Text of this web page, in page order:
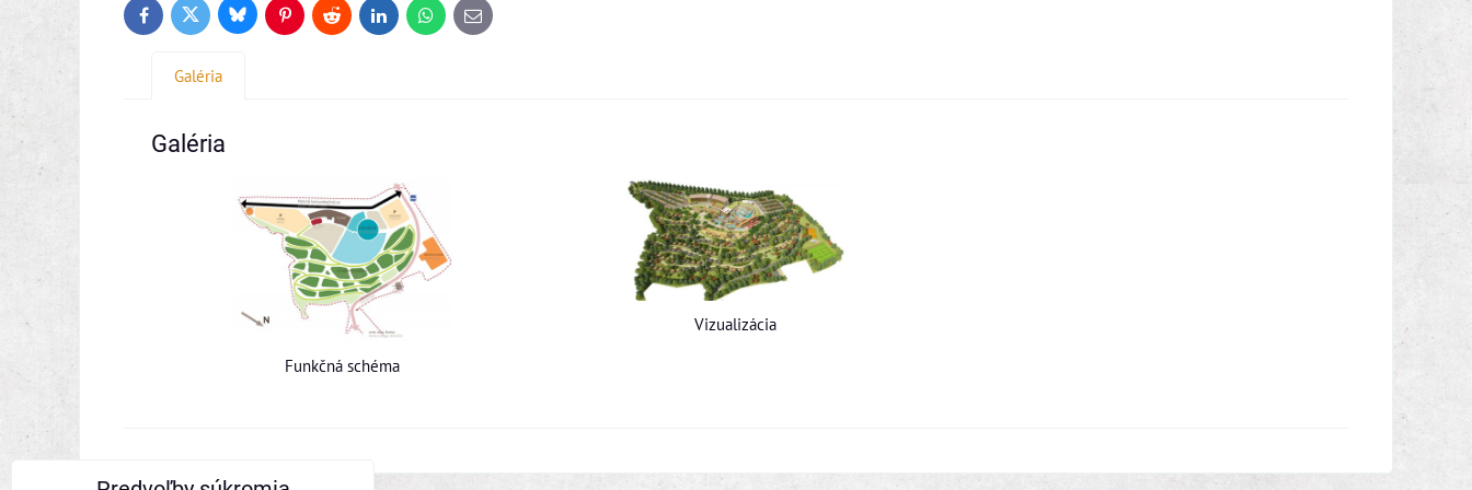
FacebookTwitter BlueskyPinterestReddit LinkedInWhatsApp
E-
mail
Galéria
Galéria
Funkčná schéma
Vizualizácia